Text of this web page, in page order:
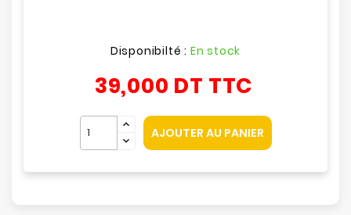
Disponibilté : En stock
39,000 DT TTC
AJOUTER AU PANIER